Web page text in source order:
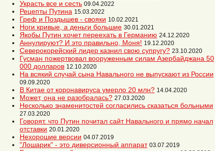
Украсть все и сесть 09.04.2022
Рецепты Путина 15.03.2022
Греф и Поздышев - свояки 10.02.2021
Ноги кривые, а деньги большие 30.01.2021
Якобы Путин хочет переехать в Германию 24.12.2020
Аннулируют? И это правильно, Моня! 19.12.2020
Северокорейский лидер казнил свою супругу? 23.10.2020
Гусман пожертвовал вооруженным силам Азербайджана 50
000 долларов 12.10.2020
На всякий случай сына Навального не выпускают из России
09.09.2020
В Китае от коронавируса умерло 20 млн? 14.04.2020
Может, она не разобралась? 27.03.2020
Несколько знаменитостей согласились сказаться больными
27.03.2020
Говорят. что Путин почитал сайт Навального и прямо начал
отставки 20.01.2020
Нехорошие версии 04.07.2019
"Лошарик" - это диверсионный аппарат 03.07.2019